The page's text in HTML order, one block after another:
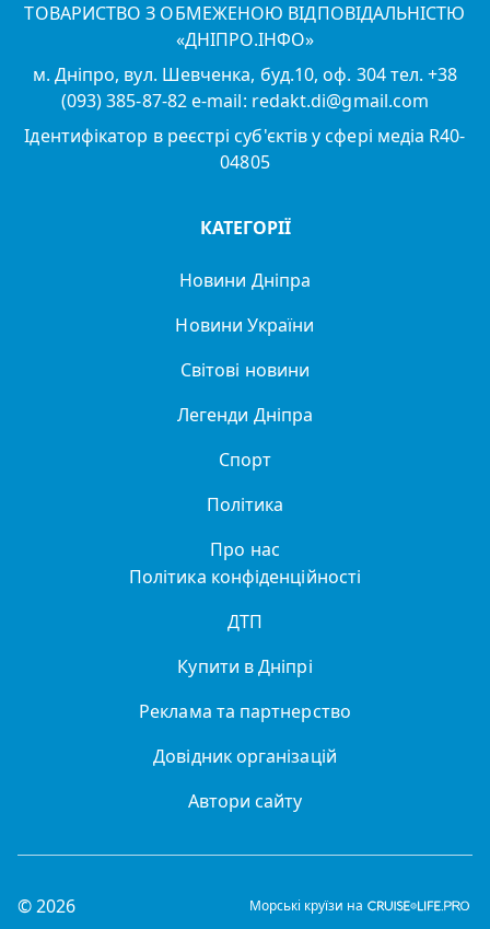
ТОВАРИСТВО З ОБМЕЖЕНОЮ ВІДПОВІДАЛЬНІСТЮ
«ДНІПРО.ІНФО»
м. Дніпро, вул. Шевченка, буд.10, оф. 304 тел. +38
(093) 385-87-82 e-mail: redakt.di@gmail.com
Ідентифікатор в реєстрі суб'єктів у сфері медіа R40-
04805
КАТЕГОРІЇ
Новини Дніпра
Новини України
Світові новини
Легенди Дніпра
Спорт
Політика
Про нас
Політика конфіденційності
ДТП
Купити в Дніпрі
Реклама та партнерство
Довідник організацій
Автори сайту
© 2026 Морські круїзи на